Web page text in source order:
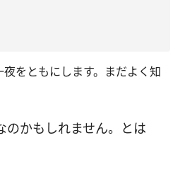
をともにします。まだよく知
のかもしれません。とは